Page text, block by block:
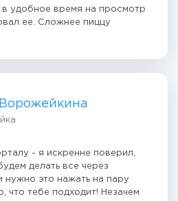
в удобное время на просмотр
ее. Сложнее пиццу
- я искренне поверил,
делать все через
нужно это нажать на пару
что тебе подходит! Незачем